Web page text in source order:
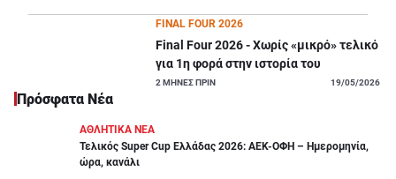
FINAL FOUR 2026
Final Four 2026 - Χωρίς «μικρό» τελικό
για 1η φορά στην ιστορία του
2 ΜΗΝΕΣ ΠΡΙΝ 19/05/2026
Πρόσφατα Νέα
ΑΘΛΗΤΙΚΑ ΝΕΑ
Τελικός Super Cup Ελλάδας 2026: ΑΕΚ-ΟΦΗ – Ημερομηνία,
ώρα, κανάλι